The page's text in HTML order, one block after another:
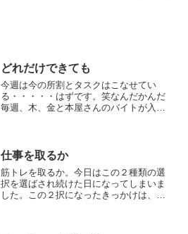
どれだけできても
今週は今の所割とタスクはこなせてい
る・・・・・はずです。笑なんだかんだ
毎週、木、金と本屋さんのバイトが入っ
か、みたいな感じです。毎週...
仕事を取るか
筋トレを取るか。今日はこの２種類の選
択を選ばされ続けた日になってしまいま
した。この２択になったきっかけは、ワ